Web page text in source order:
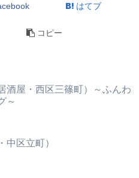
はてブ
コピー
酒屋・西区三篠町）～ふんわ
～
中区立町）